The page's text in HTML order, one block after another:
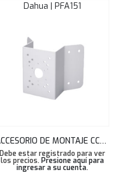
Dahua | PFA151
ACCESORIO DE MONTAJE CCTV DAHUA PARA SOPORTE PARA ESQUINA ACERO ELECTRO GALVANIZADO PFA151
Debe estar registrado para ver
los precios. Presione aquí para
ingresar a su cuenta.